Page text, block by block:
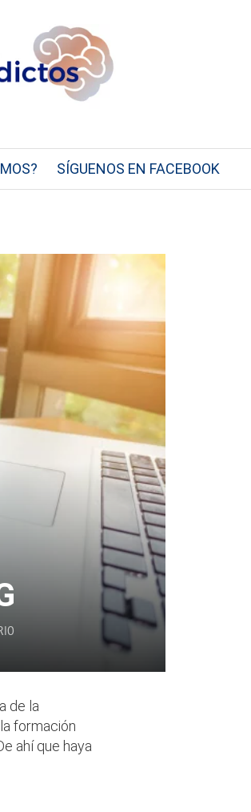
SÍGUENOS EN FACEBOOK
de la
formación
ahí que haya